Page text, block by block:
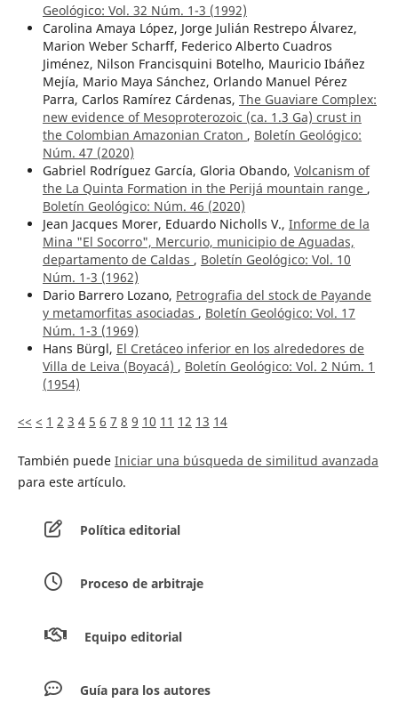
Geológico: Vol. 32 Núm. 1-3 (1992)
Carolina Amaya López, Jorge Julián Restrepo Álvarez,
Marion Weber Scharff, Federico Alberto Cuadros
Jiménez, Nilson Francisquini Botelho, Mauricio Ibáñez
Mejía, Mario Maya Sánchez, Orlando Manuel Pérez
Parra, Carlos Ramírez Cárdenas, The Guaviare Complex:
new evidence of Mesoproterozoic (ca. 1.3 Ga) crust in
the Colombian Amazonian Craton , Boletín Geológico:
Núm. 47 (2020)
Gabriel Rodríguez García, Gloria Obando, Volcanism of
the La Quinta Formation in the Perijá mountain range ,
Boletín Geológico: Núm. 46 (2020)
Jean Jacques Morer, Eduardo Nicholls V., Informe de la
Mina "El Socorro", Mercurio, municipio de Aguadas,
departamento de Caldas , Boletín Geológico: Vol. 10
Núm. 1-3 (1962)
Dario Barrero Lozano, Petrografia del stock de Payande
y metamorfitas asociadas , Boletín Geológico: Vol. 17
Núm. 1-3 (1969)
Hans Bürgl, El Cretáceo inferior en los alrededores de
Villa de Leiva (Boyacá) , Boletín Geológico: Vol. 2 Núm. 1
(1954)
<< < 1 2 3 4 5 6 7 8 9 10 11 12 13 14
También puede Iniciar una búsqueda de similitud avanzada
para este artículo.
Política editorial
Proceso de arbitraje
Equipo editorial
Guía para los autores